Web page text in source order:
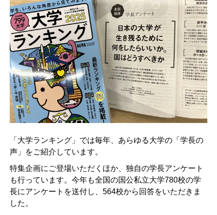
「大学ランキング」では毎年、あらゆる大学の「学長の
声」をご紹介しています。
特集企画にご登場いただくほか、独自の学長アンケート
も行っています。今年も全国の国公私立大学780校の学
長にアンケートを送付し、564校から回答をいただきま
した。